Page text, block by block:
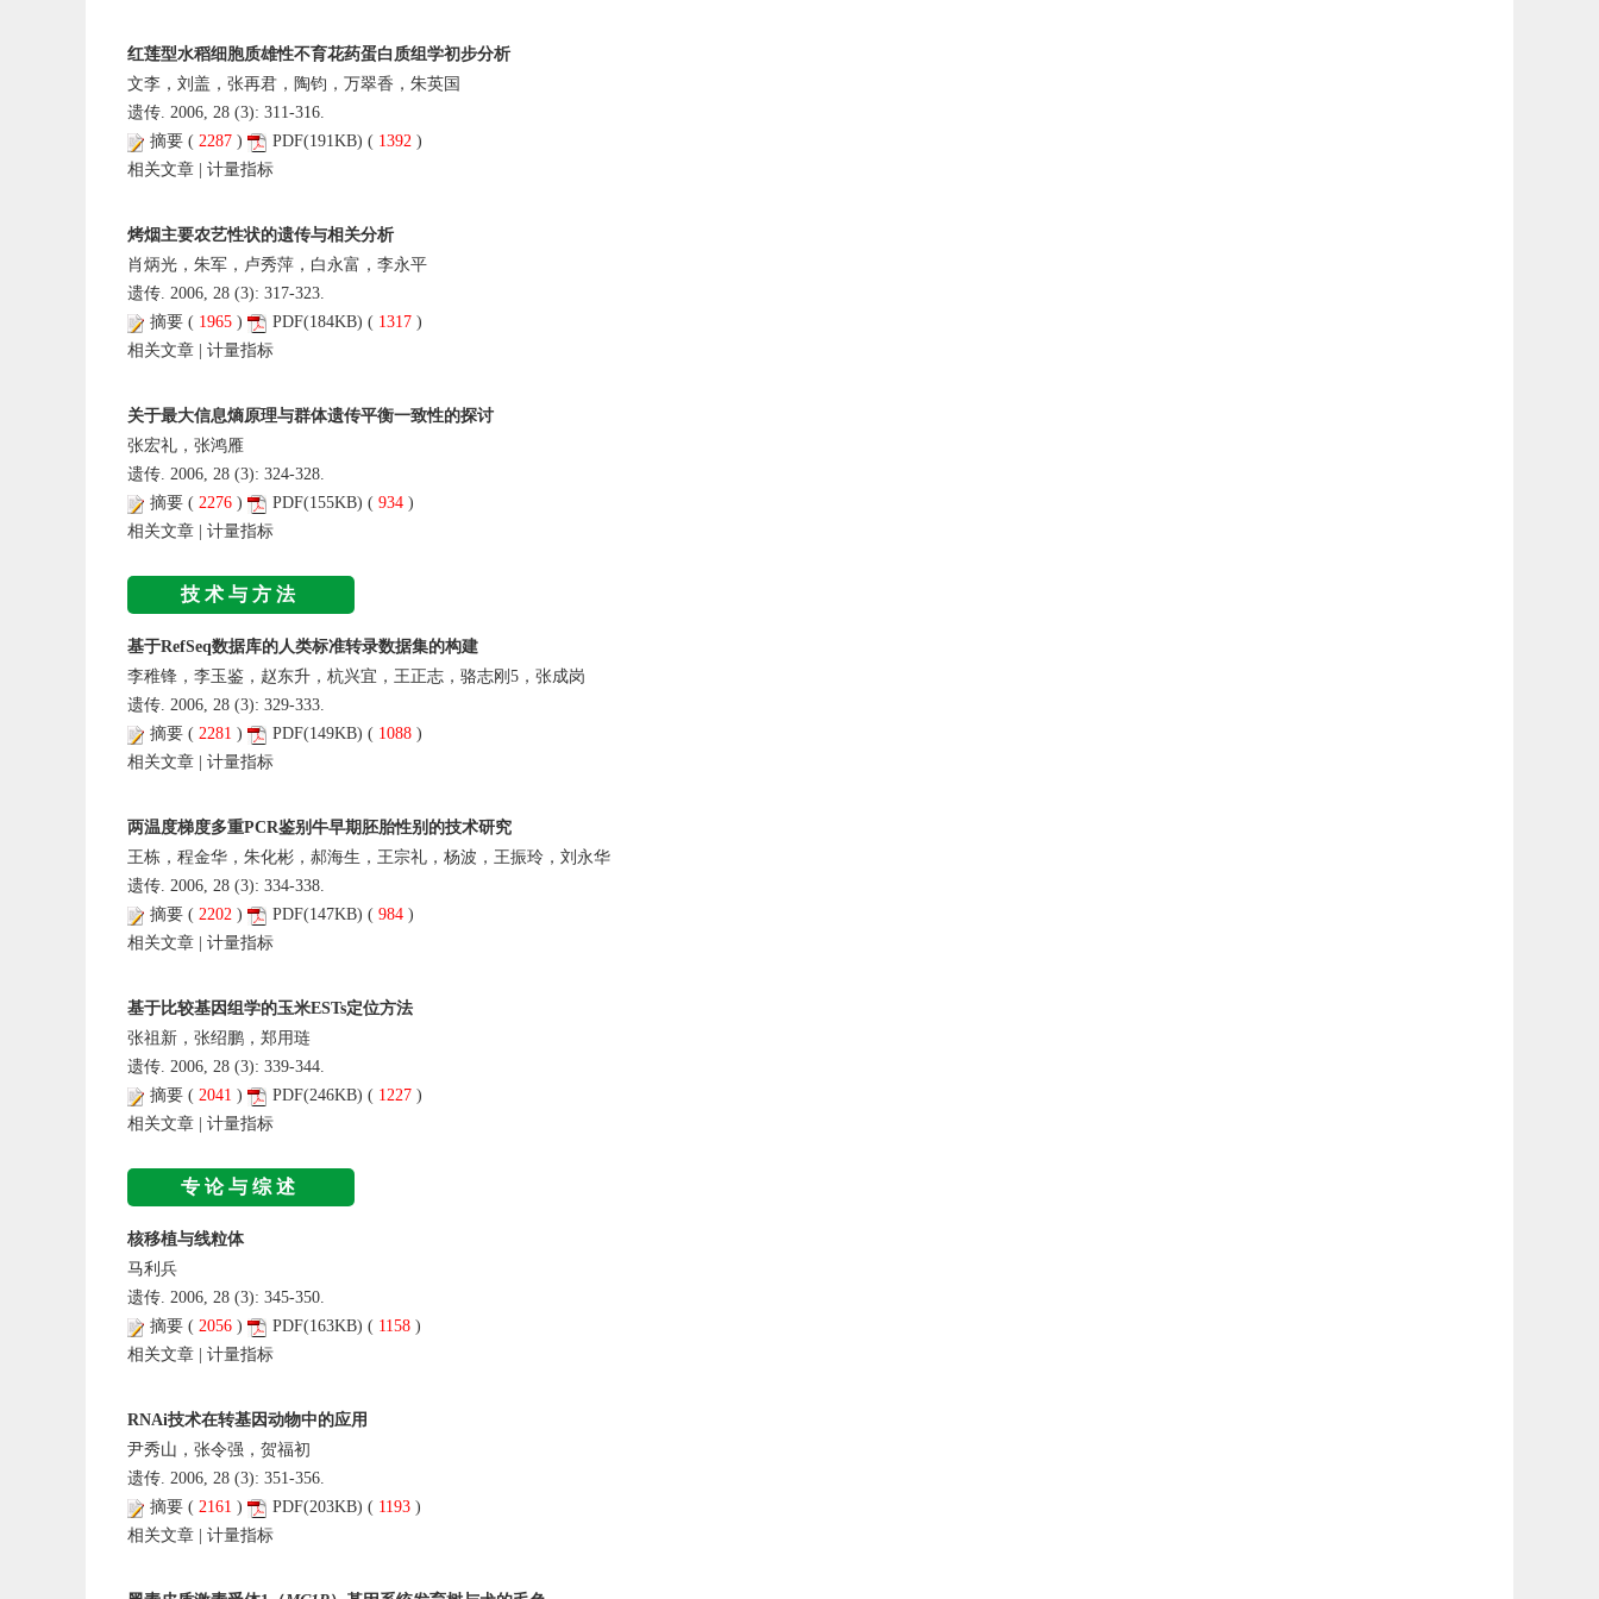
红莲型水稻细胞质雄性不育花药蛋白质组学初步分析
文李，刘盖，张再君，陶钧，万翠香，朱英国
遗传. 2006, 28 (3): 311-316.
摘要 ( 2287 ) PDF(191KB) ( 1392 )
相关文章
计量指标
烤烟主要农艺性状的遗传与相关分析
肖炳光，朱军，卢秀萍，白永富，李永平
遗传. 2006, 28 (3): 317-323.
摘要 ( 1965 ) PDF(184KB) ( 1317 )
相关文章
计量指标
关于最大信息熵原理与群体遗传平衡一致性的探讨
张宏礼，张鸿雁
遗传. 2006, 28 (3): 324-328.
摘要 ( 2276 ) PDF(155KB) ( 934 )
相关文章
计量指标
技术与方法
基于RefSeq数据库的人类标准转录数据集的构建
李稚锋，李玉鉴，赵东升，杭兴宜，王正志，骆志刚5，张成岗
遗传. 2006, 28 (3): 329-333.
摘要 ( 2281 ) PDF(149KB) ( 1088 )
相关文章
计量指标
两温度梯度多重PCR鉴别牛早期胚胎性别的技术研究
王栋，程金华，朱化彬，郝海生，王宗礼，杨波，王振玲，刘永华
遗传. 2006, 28 (3): 334-338.
摘要 ( 2202 ) PDF(147KB) ( 984 )
相关文章
计量指标
基于比较基因组学的玉米ESTs定位方法
张祖新，张绍鹏，郑用琏
遗传. 2006, 28 (3): 339-344.
摘要 ( 2041 ) PDF(246KB) ( 1227 )
相关文章
计量指标
专论与综述
核移植与线粒体
马利兵
遗传. 2006, 28 (3): 345-350.
摘要 ( 2056 ) PDF(163KB) ( 1158 )
相关文章
计量指标
RNAi技术在转基因动物中的应用
尹秀山，张令强，贺福初
遗传. 2006, 28 (3): 351-356.
摘要 ( 2161 ) PDF(203KB) ( 1193 )
相关文章
计量指标